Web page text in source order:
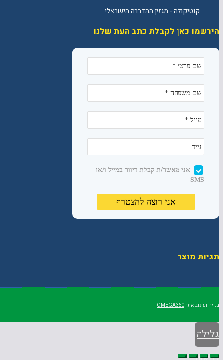
הירשמו כאן לקבלת כתב העת שלנו
תגיות מוצר
בנייה ועיצוב אתרOMEGA360
גלילה